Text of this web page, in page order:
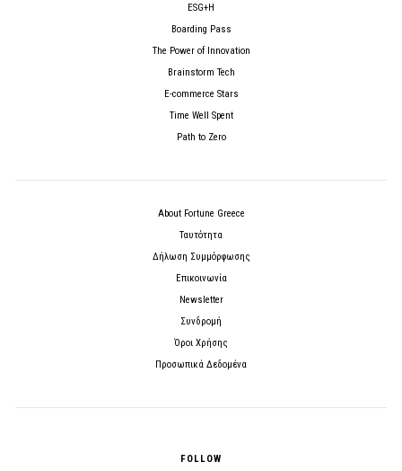
ESG+H
Boarding Pass
The Power of Innovation
Brainstorm Tech
E-commerce Stars
Time Well Spent
Path to Zero
About Fortune Greece
Ταυτότητα
Δήλωση Συμμόρφωσης
Επικοινωνία
Newsletter
Συνδρομή
Όροι Χρήσης
Προσωπικά Δεδομένα
FOLLOW